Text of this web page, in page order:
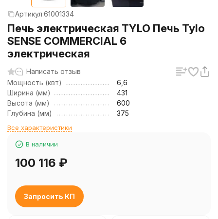
Артикул:61001334
Печь электрическая TYLO Печь Tylo
SENSE COMMERCIAL 6
электрическая
Написать отзыв
Мощность (квт)
6,6
Ширина (мм)
431
Высота (мм)
600
Глубина (мм)
375
Все характеристики
В наличии
100 116 ₽
Запросить КП